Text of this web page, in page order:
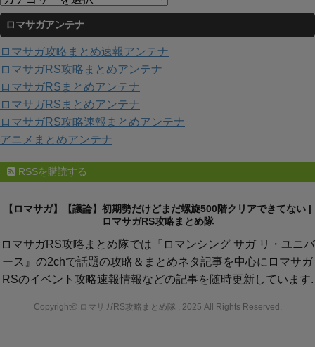
ブ
テ
ゴ
リ
ー
ロマサガアンテナ
ロマサガ攻略まとめ速報アンテナ
ロマサガRS攻略まとめアンテナ
ロマサガRSまとめアンテナ
ロマサガRSまとめアンテナ
ロマサガRS攻略速報まとめアンテナ
アニメまとめアンテナ
RSSを購読する
【ロマサガ】【議論】初期勢だけどまだ螺旋500階クリアできてない |
ロマサガRS攻略まとめ隊
ロマサガRS攻略まとめ隊では『ロマンシング サガ リ・ユニバ
ース』の2chで話題の攻略＆まとめネタ記事を中心にロマサガ
RSのイベント攻略速報情報などの記事を随時更新しています.
Copyright© ロマサガRS攻略まとめ隊 , 2025 All Rights Reserved.